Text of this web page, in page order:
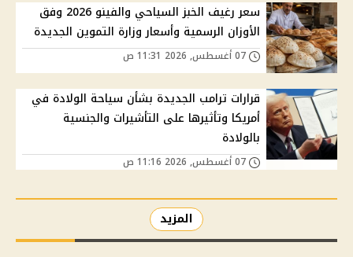
سعر رغيف الخبز السياحي والفينو 2026 وفق
الأوزان الرسمية وأسعار وزارة التموين الجديدة
قرارات ترامب الجديدة بشأن سياحة الولادة في
أمريكا وتأثيرها على التأشيرات والجنسية
بالولادة
المزيد